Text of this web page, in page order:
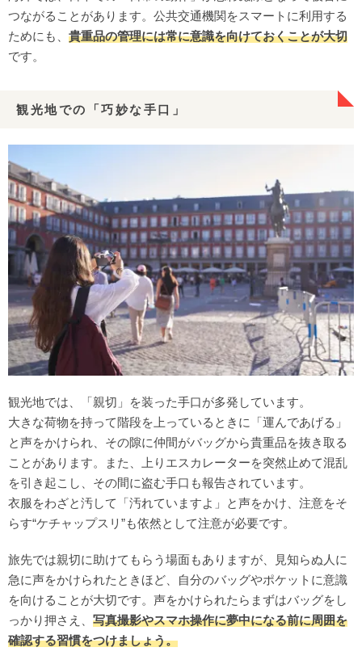
つながることがあります。公共交通機関をスマートに利用する
ためにも、 貴重品の管理には常に意識を向けておくことが大切
です。
観光地での「巧妙な手口」
観光地では、「親切」を装った手口が多発しています。
大きな荷物を持って階段を上っているときに「運んであげる」
と声をかけられ、その隙に仲間がバッグから貴重品を抜き取る
ことがあります。また、上りエスカレーターを突然止めて混乱
を引き起こし、その間に盗む手口も報告されています。
衣服をわざと汚して「汚れていますよ」と声をかけ、注意をそ
らす“ケチャップスリ”も依然として注意が必要です。
旅先では親切に助けてもらう場面もありますが、見知らぬ人に
急に声をかけられたときほど、自分のバッグやポケットに意識
を向けることが大切です。声をかけられたらまずはバッグをし
っかり押さえ、 写真撮影やスマホ操作に夢中になる前に周囲を
確認する習慣をつけましょう。